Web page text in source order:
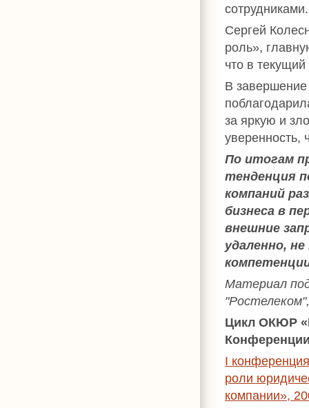
сотрудниками.
Сергей
роль»,
что в
В
за яркую и
уверенность,
По итогам
тенденция
компаний
бизнеса в
внешние
удаленно,
Материал
Цикл ОКЮР
I
роли
компании»,